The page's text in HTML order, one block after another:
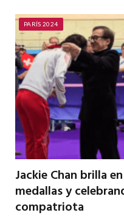
PARÍS 2024
Jackie Chan brilla
medallas y
compatriota